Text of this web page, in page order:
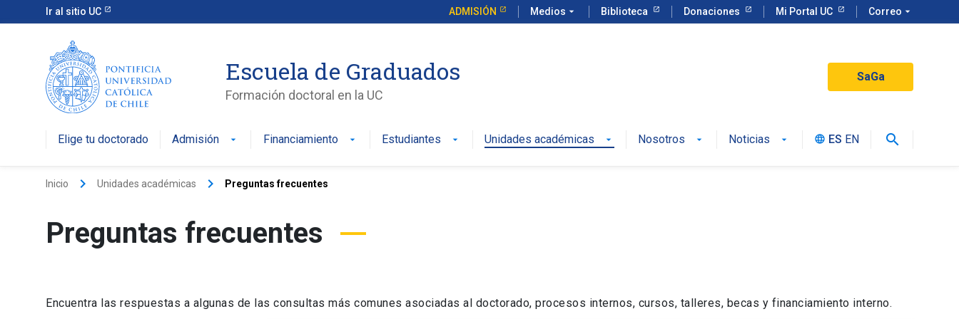
Ir al sitio UC ADMISIÓN Medios arrow_drop_down Biblioteca Donaciones Mi Portal UC Correo arrow_drop_down
Escuela de Graduados
Formación doctoral en la UC
SaGa
Elige tu doctorado Admisión Financiamiento Estudiantes Unidades académicas Nosotros Noticias language ES EN search
Inicio keyboard_arrow_right Unidades académicas keyboard_arrow_right Preguntas frecuentes
Preguntas frecuentes
Encuentra las respuestas a algunas de las consultas más comunes asociadas al doctorado, procesos internos, cursos, talleres, becas y financiamiento interno.